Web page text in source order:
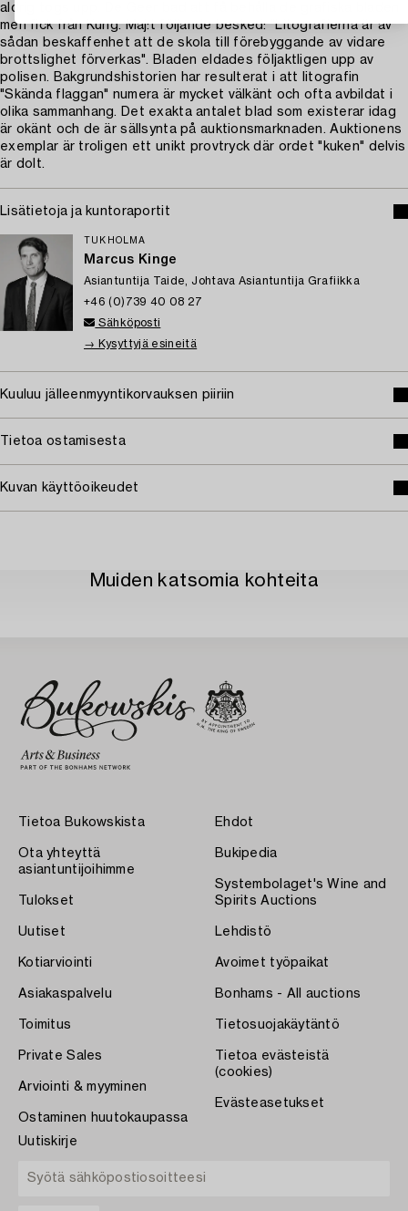
aldrig togs upp. De Geer bad att få behålla de grafiska bladen
men fick från Kung. Maj:t följande besked: "Litografierna är av
sådan beskaffenhet att de skola till förebyggande av vidare
brottslighet förverkas". Bladen eldades följaktligen upp av
polisen. Bakgrundshistorien har resulterat i att litografin
"Skända flaggan" numera är mycket välkänt och ofta avbildat i
olika sammanhang. Det exakta antalet blad som existerar idag
är okänt och de är sällsynta på auktionsmarknaden. Auktionens
exemplar är troligen ett unikt provtryck där ordet "kuken" delvis
är dolt.
Lisätietoja ja kuntoraportit
TUKHOLMA
Marcus Kinge
Asiantuntija Taide, Johtava Asiantuntija Grafiikka
+46 (0)739 40 08 27
Sähköposti
→ Kysyttyjä esineitä
Kuuluu jälleenmyyntikorvauksen piiriin
Tietoa ostamisesta
Kuvan käyttöoikeudet
Muiden katsomia kohteita
Tietoa Bukowskista
Ota yhteyttä
asiantuntijoihimme
Tulokset
Uutiset
Kotiarviointi
Asiakaspalvelu
Toimitus
Private Sales
Arviointi & myyminen
Ostaminen huutokaupassa
Ehdot
Bukipedia
Systembolaget's Wine and
Spirits Auctions
Lehdistö
Avoimet työpaikat
Bonhams - All auctions
Tietosuojakäytäntö
Tietoa evästeistä
(cookies)
Evästeasetukset
Uutiskirje